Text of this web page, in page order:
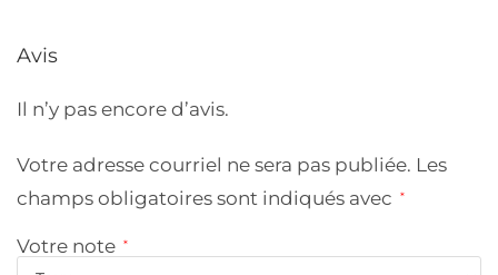
Avis
Il n’y pas encore d’avis.
Votre adresse courriel ne sera pas publiée. Les
champs obligatoires sont indiqués avec
*
Votre note *